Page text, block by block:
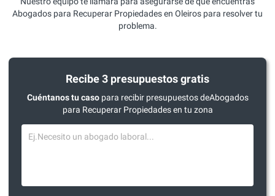
Abogados para Recuperar Propiedades en Oleiros para resolver tu
problema.
Recibe 3 presupuestos gratis
Cuéntanos tu casopara recibir presupuestos deAbogados
para Recuperar Propiedades en tu zona